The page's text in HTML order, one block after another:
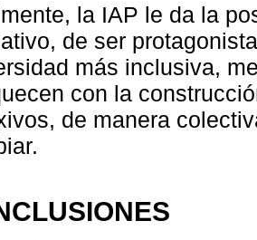
la IAP le da la
de ser
más inclusiva,
con la
de manera